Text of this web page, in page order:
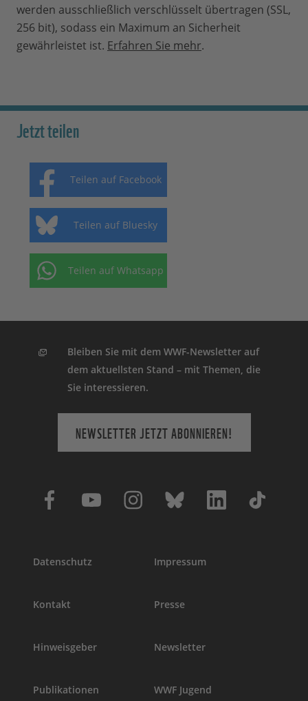
werden ausschließlich verschlüsselt übertragen (SSL,
256 bit), sodass ein Maximum an Sicherheit
gewährleistet ist. Erfahren Sie mehr.
Jetzt teilen
Teilen auf Facebook
Teilen auf Bluesky
Teilen auf Whatsapp
Bleiben Sie mit dem WWF-Newsletter auf
dem aktuellsten Stand – mit Themen, die
Sie interessieren.
NEWSLETTER JETZT ABONNIEREN!
Datenschutz Impressum
Kontakt Presse
Hinweisgeber Newsletter
Publikationen WWF Jugend